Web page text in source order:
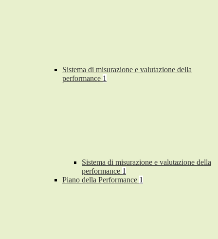
Sistema di misurazione e valutazione della
performance 1
Sistema di misurazione e valutazione della
performance 1
Piano della Performance 1